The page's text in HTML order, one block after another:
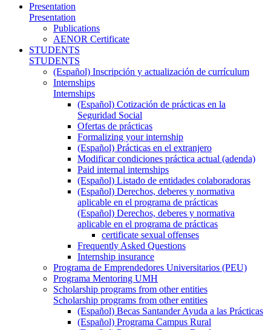
Presentation
Presentation
Publications
AENOR Certificate
STUDENTS
STUDENTS
(Español) Inscripción y actualización de currículum
Internships
Internships
(Español) Cotización de prácticas en la
Seguridad Social
Ofertas de prácticas
Formalizing your internship
(Español) Prácticas en el extranjero
Modificar condiciones práctica actual (adenda)
Paid internal internships
(Español) Listado de entidades colaboradoras
(Español) Derechos, deberes y normativa
aplicable en el programa de prácticas
(Español) Derechos, deberes y normativa
aplicable en el programa de prácticas
certificate sexual offenses
Frequently Asked Questions
Internship insurance
Programa de Emprendedores Universitarios (PEU)
Programa Mentoring UMH
Scholarship programs from other entities
Scholarship programs from other entities
(Español) Becas Santander Ayuda a las Prácticas
(Español) Programa Campus Rural